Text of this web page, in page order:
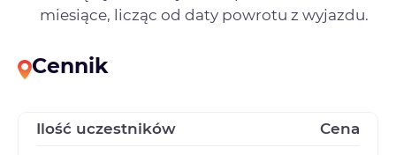
miesiące, licząc od daty powrotu z wyjazdu.
Cennik
Ilość uczestników Cena